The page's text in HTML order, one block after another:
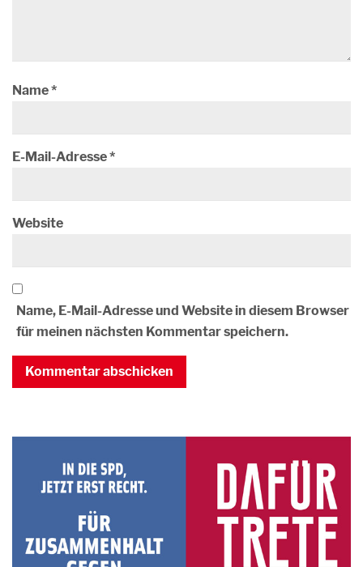
Name*
E-Mail-Adresse*
Website
Name, E-Mail-Adresse und Website in diesem Browser
für meinen nächsten Kommentar speichern.